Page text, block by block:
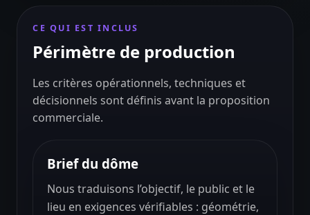
CE QUI EST INCLUS
Périmètre de production
Les critères opérationnels, techniques et
décisionnels sont définis avant la proposition
commerciale.
Brief du dôme
Nous traduisons l’objectif, le public et le
lieu en exigences vérifiables : géométrie,